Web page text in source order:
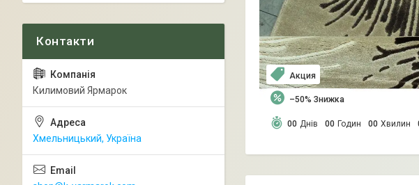
Акция
–50%
00 Днів 00 Годин 00 Хвилин
Килимовий Ярмарок
Хмельницький, Україна